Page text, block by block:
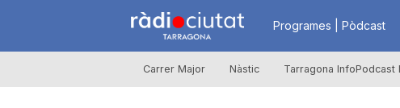
R
à
Programes | Pòdcast
Carrer Major Nàstic Tarragona InfoPodcast